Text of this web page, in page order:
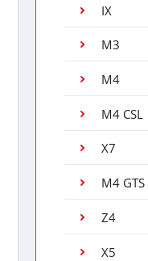
IX
M3
M4
M4 CSL
X7
M4 GTS
Z4
X5